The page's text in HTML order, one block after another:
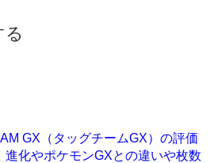
GX（タッグチームGX）の評価
進化やポケモンGXとの違いや枚数